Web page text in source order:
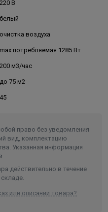
220 В
белый
очистка воздуха
max потребляемая 1285 Вт
200 м3/час
до 75 м2
45
право без уведомления
вид, комплектацию
Указанная информация
действительно в течение
или описании товара?